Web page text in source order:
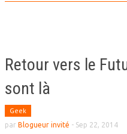
Retour vers le
sont là
Geek
par Blogueur invité - Sep 22, 2014